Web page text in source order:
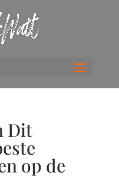
Dit
op de